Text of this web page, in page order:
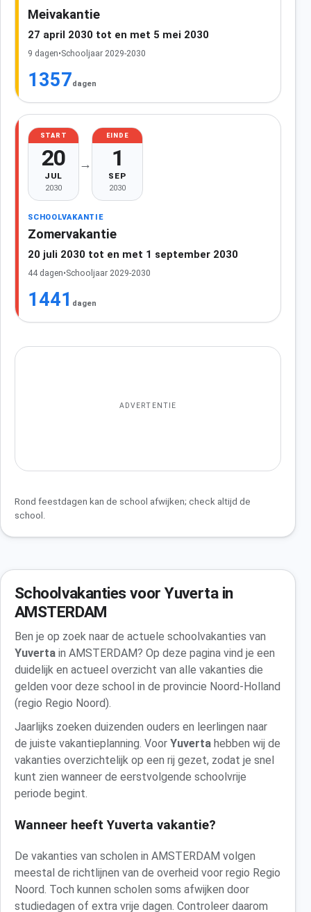
Meivakantie
27 april 2030 tot en met 5 mei 2030
9 dagen•Schooljaar 2029-2030
1357dagen
START
20
JUL
2030
→
EINDE
1
SEP
2030
SCHOOLVAKANTIE
Zomervakantie
20 juli 2030 tot en met 1 september 2030
44 dagen•Schooljaar 2029-2030
1441 dagen
ADVERTENTIE
Rond feestdagen kan de school afwijken; check altijd de
school.
Schoolvakanties voor Yuverta in
AMSTERDAM
Ben je op zoek naar de actuele schoolvakanties van
Yuverta in AMSTERDAM? Op deze pagina vind je een
duidelijk en actueel overzicht van alle vakanties die
gelden voor deze school in de provincie Noord-Holland
(regio Regio Noord).
Jaarlijks zoeken duizenden ouders en leerlingen naar
de juiste vakantieplanning. Voor Yuverta hebben wij de
vakanties overzichtelijk op een rij gezet, zodat je snel
kunt zien wanneer de eerstvolgende schoolvrije
periode begint.
Wanneer heeft Yuverta vakantie?
De vakanties van scholen in AMSTERDAM volgen
meestal de richtlijnen van de overheid voor regio Regio
Noord. Toch kunnen scholen soms afwijken door
studiedagen of extra vrije dagen. Controleer daarom